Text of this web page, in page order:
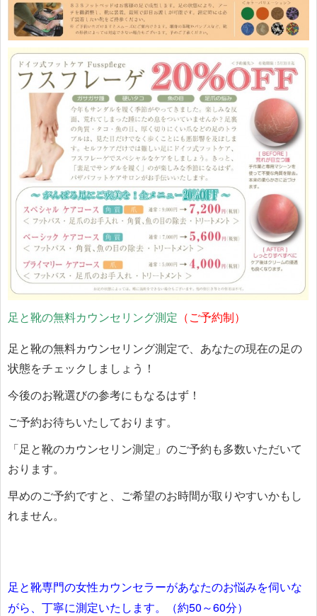
足と靴の無料カウンセリング測定 （ご予約制）
足と靴の無料カウンセリング測定で、あなたの現在の足の
状態をチェックしましょう！
今後のお靴選びの参考にもなるはず！
ご予約お待ちいたしております。
「足と靴のカウンセリン測定」のご予約も多数いただいて
おります。
早めのご予約ですと、ご希望のお時間が取りやすいかもし
れません。
足と靴専門の女性カウンセラーがあなたのお悩みを伺いな
がら、丁寧に測定いたします。（約50～60分）